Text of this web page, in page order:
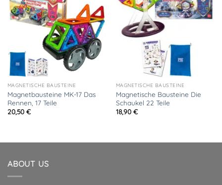
MAGNETISCHE BAUSTEINE
Magnetbausteine MK-17 Das
Rennen, 17 Teile
20,50 €
MAGNETISCHE BAUSTEINE
Magnetische Bausteine Die
Schaukel 22 Teile
18,90 €
ABOUT US